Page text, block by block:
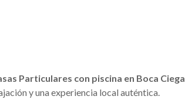
Particulares con piscina en Boca Ciega
y una experiencia local auténtica.